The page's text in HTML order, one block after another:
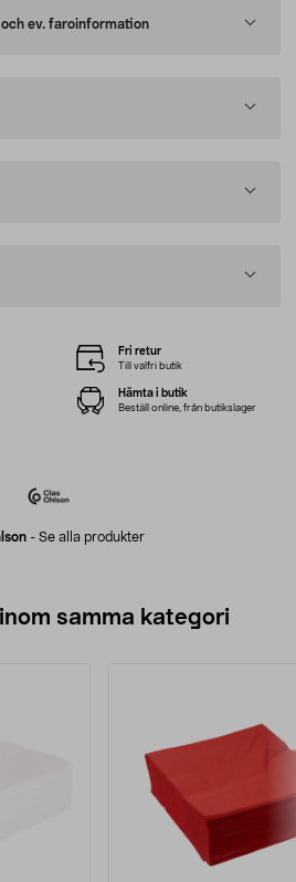
ev. faroinformation
- Se alla produkter
Fri retur
Till valfri butik
Hämta i butik
Beställ online, från butikslager
samma kategori